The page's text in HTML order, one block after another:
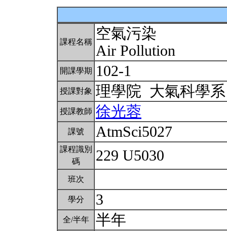
課程名稱 空氣污染
Air Pollution
開課學期 102-1
授課對象 理學院 大氣科學
授課教師 徐光蓉
課號 AtmSci5027
課程識別
碼
229 U5030
班次
學分 3
全/半年 半年